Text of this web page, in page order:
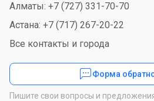
Алматы: +7 (727) 331-70-70
Астана: +7 (717) 267-20-22
Все контакты и города
Форма
Пишите свои вопросы и